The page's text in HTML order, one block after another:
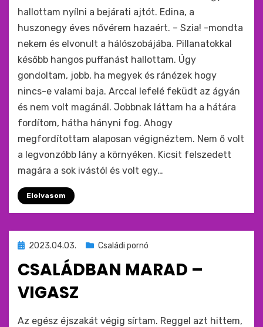
hallottam nyílni a bejárati ajtót. Edina, a
huszonegy éves nővérem hazaért. – Szia! -mondta
nekem és elvonult a hálószobájába. Pillanatokkal
később hangos puffanást hallottam. Úgy
gondoltam, jobb, ha megyek és ránézek hogy
nincs-e valami baja. Arccal lefelé feküdt az ágyán
és nem volt magánál. Jobbnak láttam ha a hátára
fordítom, hátha hányni fog. Ahogy
megfordítottam alaposan végignéztem. Nem ő volt
a legvonzóbb lány a környéken. Kicsit felszedett
magára a sok ivástól és volt egy…
Elolvasom
Beküldve
:
2023.04.03. Családi pornó
CSALÁDBAN MARAD –
VIGASZ
monkey
Az egész éjszakát végig sírtam. Reggel azt hittem,